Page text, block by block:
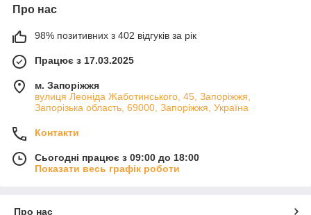
Про нас
98% позитивних з 402 відгуків за рік
Працює з 17.03.2025
м. Запоріжжя
вулиця Леоніда Жаботинського, 45, Запоріжжя,
Запорізька область, 69000, Запоріжжя, Україна
Контакти
Сьогодні працює з 09:00 до 18:00
Показати весь графік роботи
Про нас